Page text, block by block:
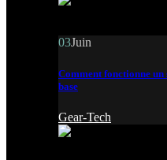
03Juin
Comment fonctionne un
base
Gear-Tech